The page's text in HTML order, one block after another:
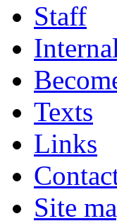
Staff
Texts
Links
Site